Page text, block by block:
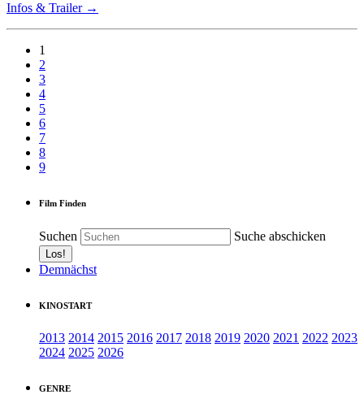
Infos & Trailer →
1
2
3
4
5
6
7
8
9
Film Finden
Suchen Suche abschicken
Demnächst
KINOSTART
2013 2014 2015 2016 2017 2018 2019 2020 2021 2022 2023
2024 2025 2026
GENRE